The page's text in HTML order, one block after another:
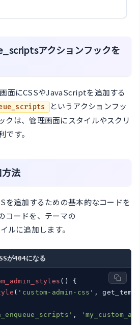
アクションフックを
面にCSSやJavaScriptを追加する
というアクションフッ
クは、管理画面にスタイルやスクリ
です。
法
を追加するための基本的なコードを
コードを、テーマの
ルに追加します。
が404になる
() {
( 'custom-admin-css' ,
,